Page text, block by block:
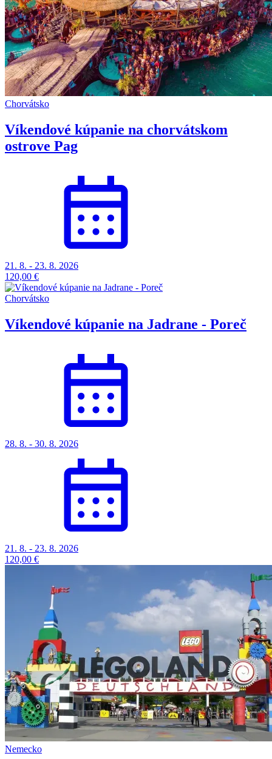
Chorvátsko
Víkendové kúpanie na chorvátskom
ostrove Pag
21. 8. - 23. 8. 2026
120,00 €
Chorvátsko
Víkendové kúpanie na Jadrane - Poreč
28. 8. - 30. 8. 2026
21. 8. - 23. 8. 2026
120,00 €
Nemecko